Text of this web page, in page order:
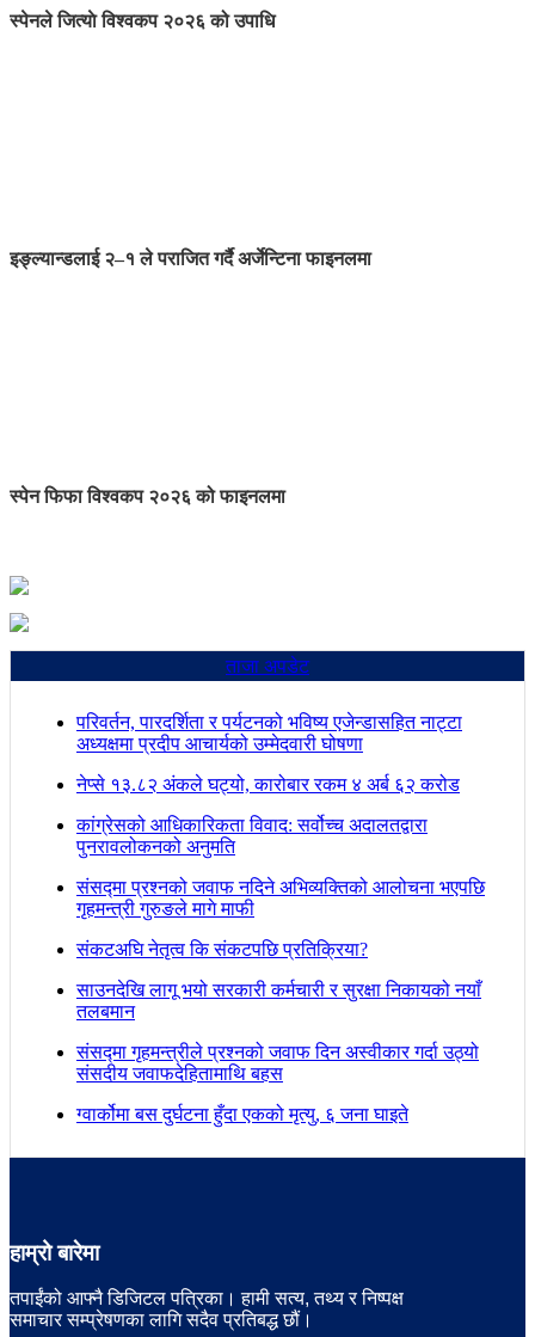
स्पेनले जित्याे विश्वकप २०२६ को उपाधि
इङ्ल्यान्डलाई २–१ ले पराजित गर्दै अर्जेन्टिना फाइनलमा
स्पेन फिफा विश्वकप २०२६ को फाइनलमा
ताजा अपडेट
परिवर्तन, पारदर्शिता र पर्यटनको भविष्य एजेन्डासहित नाट्टा
अध्यक्षमा प्रदीप आचार्यको उम्मेदवारी घोषणा
नेप्से १३.८२ अंकले घट्यो, कारोबार रकम ४ अर्ब ६२ करोड
कांग्रेसको आधिकारिकता विवाद: सर्वोच्च अदालतद्वारा
पुनरावलोकनको अनुमति
संसद्मा प्रश्नको जवाफ नदिने अभिव्यक्तिको आलोचना भएपछि
गृहमन्त्री गुरुङले मागे माफी
संकटअघि नेतृत्व कि संकटपछि प्रतिक्रिया?
साउनदेखि लागू भयो सरकारी कर्मचारी र सुरक्षा निकायको नयाँ
तलबमान
संसद्मा गृहमन्त्रीले प्रश्नको जवाफ दिन अस्वीकार गर्दा उठ्यो
संसदीय जवाफदेहितामाथि बहस
ग्वार्कोमा बस दुर्घटना हुँदा एकको मृत्यु, ६ जना घाइते
हाम्रो बारेमा
तपाईंको आफ्नै डिजिटल पत्रिका। हामी सत्य, तथ्य र निष्पक्ष
समाचार सम्प्रेषणका लागि सदैव प्रतिबद्ध छौं।